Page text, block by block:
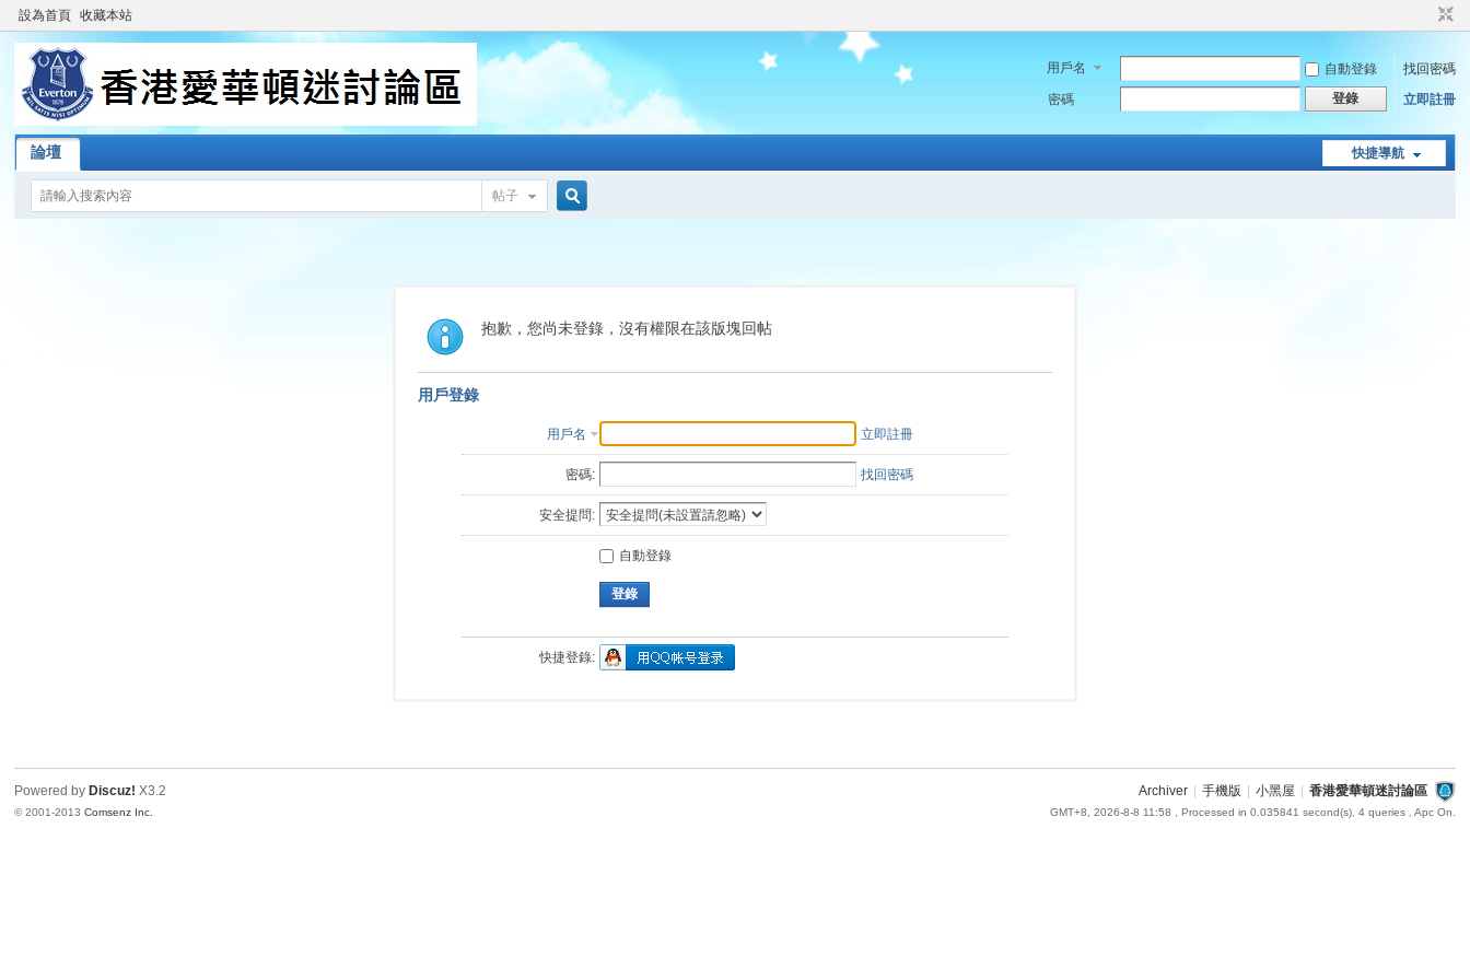
設為首頁 收藏本站
用戶名 自動登錄
找回密碼
密碼
登錄 立即註冊
快捷導航
論壇
帖子
索
抱歉，您尚未登錄，沒有權限在該版塊回帖
用戶登錄
用戶名 立即註冊
密碼: 找回密碼
安全提問:
自動登錄
登錄
快捷登錄:
Archiver 手機版 小黑屋 香港愛華頓迷討論區
GMT+8, 2026-8-8 11:58 , Processed in 0.035841 second(s), 4 queries , Apc On.
Powered by Discuz! X3.2
© 2001-2013Comsenz Inc.